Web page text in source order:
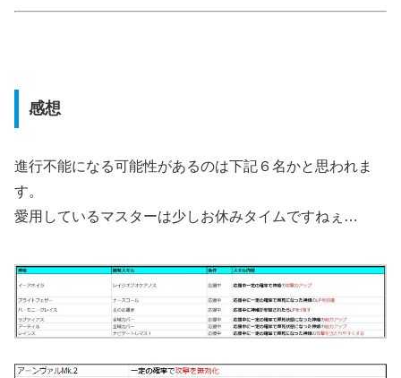
感想
進行不能になる可能性があるのは下記６名かと思われま
す。
愛用しているマスターは少しお休みタイムですねぇ…